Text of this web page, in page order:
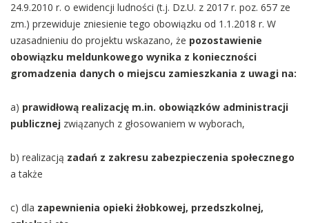
24.9.2010 r. o ewidencji ludności (t.j. Dz.U. z 2017 r. poz. 657 ze
zm.) przewiduje zniesienie tego obowiązku od 1.1.2018 r. W
uzasadnieniu do projektu wskazano, że pozostawienie
obowiązku meldunkowego wynika z konieczności
gromadzenia danych o miejscu zamieszkania z uwagi na:
a) prawidłową realizację m.in. obowiązków administracji
publicznej związanych z głosowaniem w wyborach,
b) realizacją zadań z zakresu zabezpieczenia społecznego
a także
c) dla zapewnienia opieki żłobkowej, przedszkolnej,